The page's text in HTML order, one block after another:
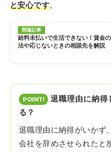
と安心です。
関連記事
給料未払いで生活できない！賃金
法や応じないときの相談先を解説
退職理由に納得
る？
退職理由に納得がいかず
会社を辞めさせられたと